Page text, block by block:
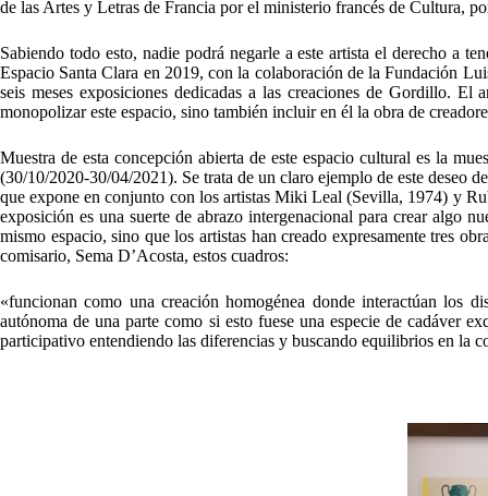
de las Artes y Letras de Francia por el ministerio francés de Cultura,
Sabiendo todo esto, nadie podrá negarle a este artista el derecho a
Espacio Santa Clara en 2019, con la colaboración de la Fundación
seis meses exposiciones dedicadas a las creaciones de Gordillo.
monopolizar este espacio, sino también incluir en él la obra de
Muestra de esta concepción abierta de este espacio cultural es la
(30/10/2020-30/04/2021). Se trata de un claro ejemplo de este deseo
que expone en conjunto con los artistas Miki Leal (Sevilla, 1974) y
exposición es una suerte de abrazo intergenacional para crear algo
mismo espacio, sino que los artistas han creado expresamente tres
comisario, Sema D’Acosta, estos cuadros:
«funcionan como una creación homogénea donde interactúan los
autónoma de una parte como si esto fuese una especie de cadáver
participativo entendiendo las diferencias y buscando equilibrios en la